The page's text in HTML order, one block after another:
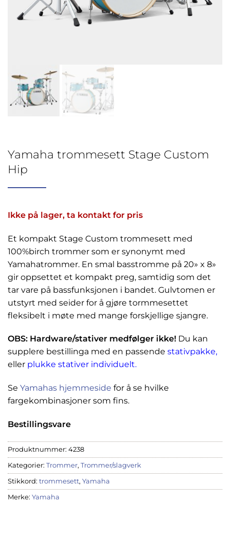
Yamaha trommesett Stage Custom
Hip
Ikke på lager, ta kontakt for pris
Et kompakt Stage Custom trommesett med
100%birch trommer som er synonymt med
Yamahatrommer. En smal basstromme på 20» x 8»
gir oppsettet et kompakt preg, samtidig som det
tar vare på bassfunksjonen i bandet. Gulvtomen er
utstyrt med seider for å gjøre tormmesettet
fleksibelt i møte med mange forskjellige sjangre.
OBS: Hardware/stativer medfølger ikke! Du kan
supplere bestillinga med en passende stativpakke,
eller plukke stativer individuelt.
Se Yamahas hjemmeside for å se hvilke
fargekombinasjoner som fins.
Bestillingsvare
Produktnummer: 4238
Kategorier: Trommer, Trommer/slagverk
Stikkord: trommesett, Yamaha
Merke: Yamaha